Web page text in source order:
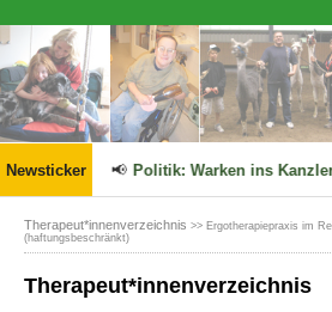
Newsticker
in Kraft! 📢 Politik: Warken ins
Therapeut*innenverzeichnis >> Ergotherapiepraxis im
(haftungsbeschränkt)
Therapeut*innenverzeichnis